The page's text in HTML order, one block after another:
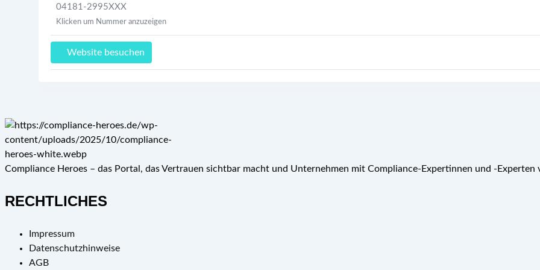
04181-2995XXX
Klicken um Nummer anzuzeigen
Website besuchen
Compliance Heroes – das Portal, das Vertrauen sichtbar macht und Unternehmen mit Compliance-Expertinnen und -Experten
RECHTLICHES
Impressum
Datenschutzhinweise
AGB